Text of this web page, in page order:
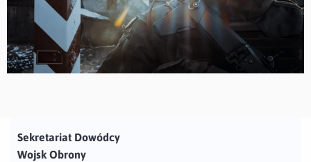
Sekretariat Dowódcy
Wojsk Obrony